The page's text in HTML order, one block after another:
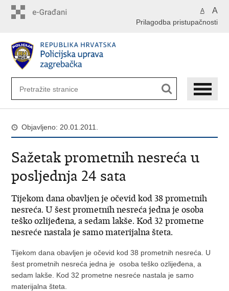
A A
Prilagodba pristupačnosti
Objavljeno: 20.01.2011.
Sažetak prometnih nesreća u
posljednja 24 sata
Tijekom dana obavljen je očevid kod 38 prometnih
nesreća. U šest prometnih nesreća jedna je osoba
teško ozlijeđena, a sedam lakše. Kod 32 prometne
nesreće nastala je samo materijalna šteta.
Tijekom dana obavljen je očevid kod 38 prometnih nesreća. U
šest prometnih nesreća jedna je osoba teško ozlijeđena, a
sedam lakše. Kod 32 prometne nesreće nastala je samo
materijalna šteta.